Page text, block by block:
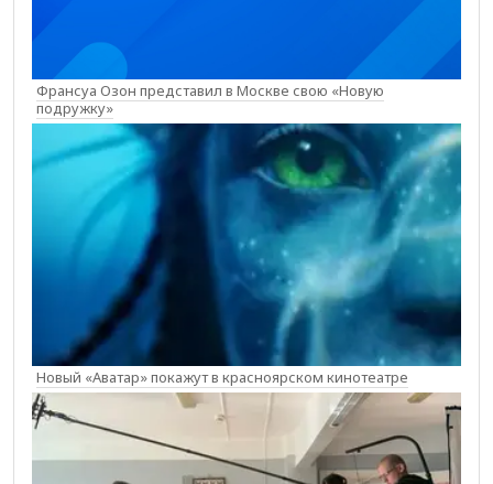
Франсуа Озон представил в Москве свою «Новую
подружку»
Новый «Аватар» покажут в красноярском кинотеатре